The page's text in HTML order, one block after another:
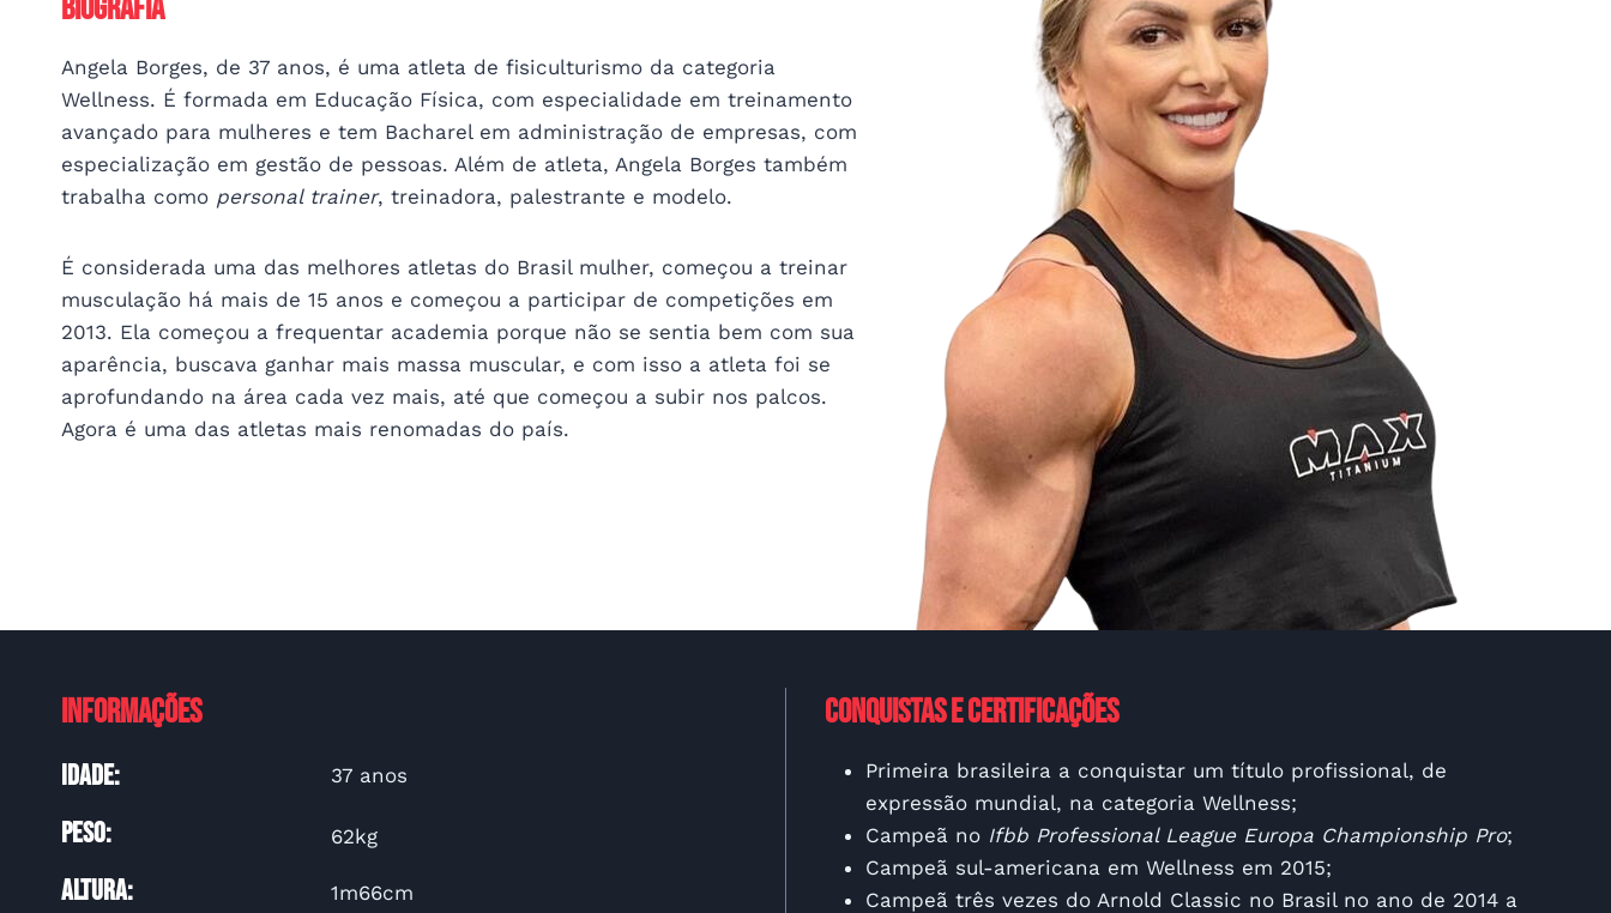
Biografia
Angela Borges, de 37 anos, é uma atleta de fisiculturismo da categoria
Wellness. É formada em Educação Física, com especialidade em treinamento
avançado para mulheres e tem Bacharel em administração de empresas, com
especialização em gestão de pessoas. Além de atleta, Angela Borges também
trabalha como personal trainer, treinadora, palestrante e modelo.
É considerada uma das melhores atletas do Brasil mulher, começou a treinar
musculação há mais de 15 anos e começou a participar de competições em
2013. Ela começou a frequentar academia porque não se sentia bem com sua
aparência, buscava ganhar mais massa muscular, e com isso a atleta foi se
aprofundando na área cada vez mais, até que começou a subir nos palcos.
Agora é uma das atletas mais renomadas do país.
Informações
idade:
Peso:
Altura:
37 anos
62kg
1m66cm
Conquistas e certificações
Primeira brasileira a conquistar um título profissional, de
expressão mundial, na categoria Wellness;
Campeã no Ifbb Professional League Europa Championship Pro;
Campeã sul-americana em Wellness em 2015;
Campeã três vezes do Arnold Classic no Brasil no ano de 2014 a